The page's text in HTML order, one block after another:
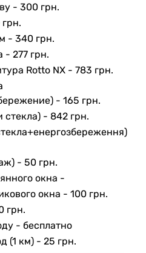
- 300 грн.
- 340 грн.
- 277 грн.
Rotto NX - 783 грн.
- 165 грн.
стекла) - 842 грн.
- 50 грн.
окна -
окна - 100 грн.
грн.
- бесплатно
(1 км) - 25 грн.